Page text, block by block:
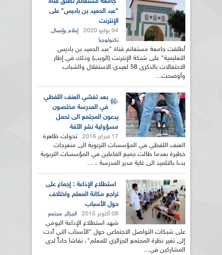
جامعة مستغانم تطلق قناة
"عبد الحميد بن باديس" على
الإنترنت
04 يوليو 2020 إعلام وإتصال,
تكنولوجيا
أطلقت جامعة مستغانم قناة "عبد الحميد بن باديس
التعليمية" على شبكة الإنترنت (الويب) وذلك في إطار
الاحتفالات بالذكرى 58 لعيدي الاستقلال والشباب.
وأوضحت...
بعد تفشي العنف اللفظي
في المدرسة مختصون
يدعون المجتمع الى تحمل
مسؤولية نشر الآفة
17 فبراير 2016
تحولت ظاهرة
العنف اللفظي في المؤسسات التربوية الى منعرجات
خطيرة بعدما طالت جميع الفاعلين في المؤسسات التربوية
بدءا بالتلميذ الى غاية مدير المدرسة ، ...
استطلاع الإذاعة : إجماع على
تراجع مكانة المعلم واختلاف
حول الأسباب
08 أكتوبر 2015 الجزائر, مجتمع
شهد استطلاع الإذاعة اليومي
على شبكات التواصل الاجتماعي حول "الأسباب التي أدت
إلى تغير نظرة المجتمع الجزائري للمعلم"، نقاشا حاداً لدى
المشاركين في...